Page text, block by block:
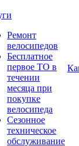
Ремонт
велосипедов
Бесплатное
первое ТО в
течении
месяца при
покупке
велосипеда
Сезонное
техническое
обслуживание